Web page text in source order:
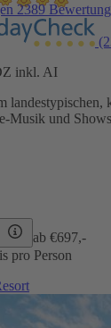
2389
inkl. AI
landestypischen,
Musik und
ab €697,-
pro Person